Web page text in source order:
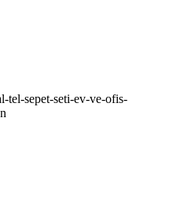
tel-sepet-seti-ev-ve-ofis-